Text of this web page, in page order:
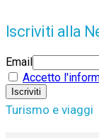
Iscriviti alla
Email
Accetto
Turismo e viaggi